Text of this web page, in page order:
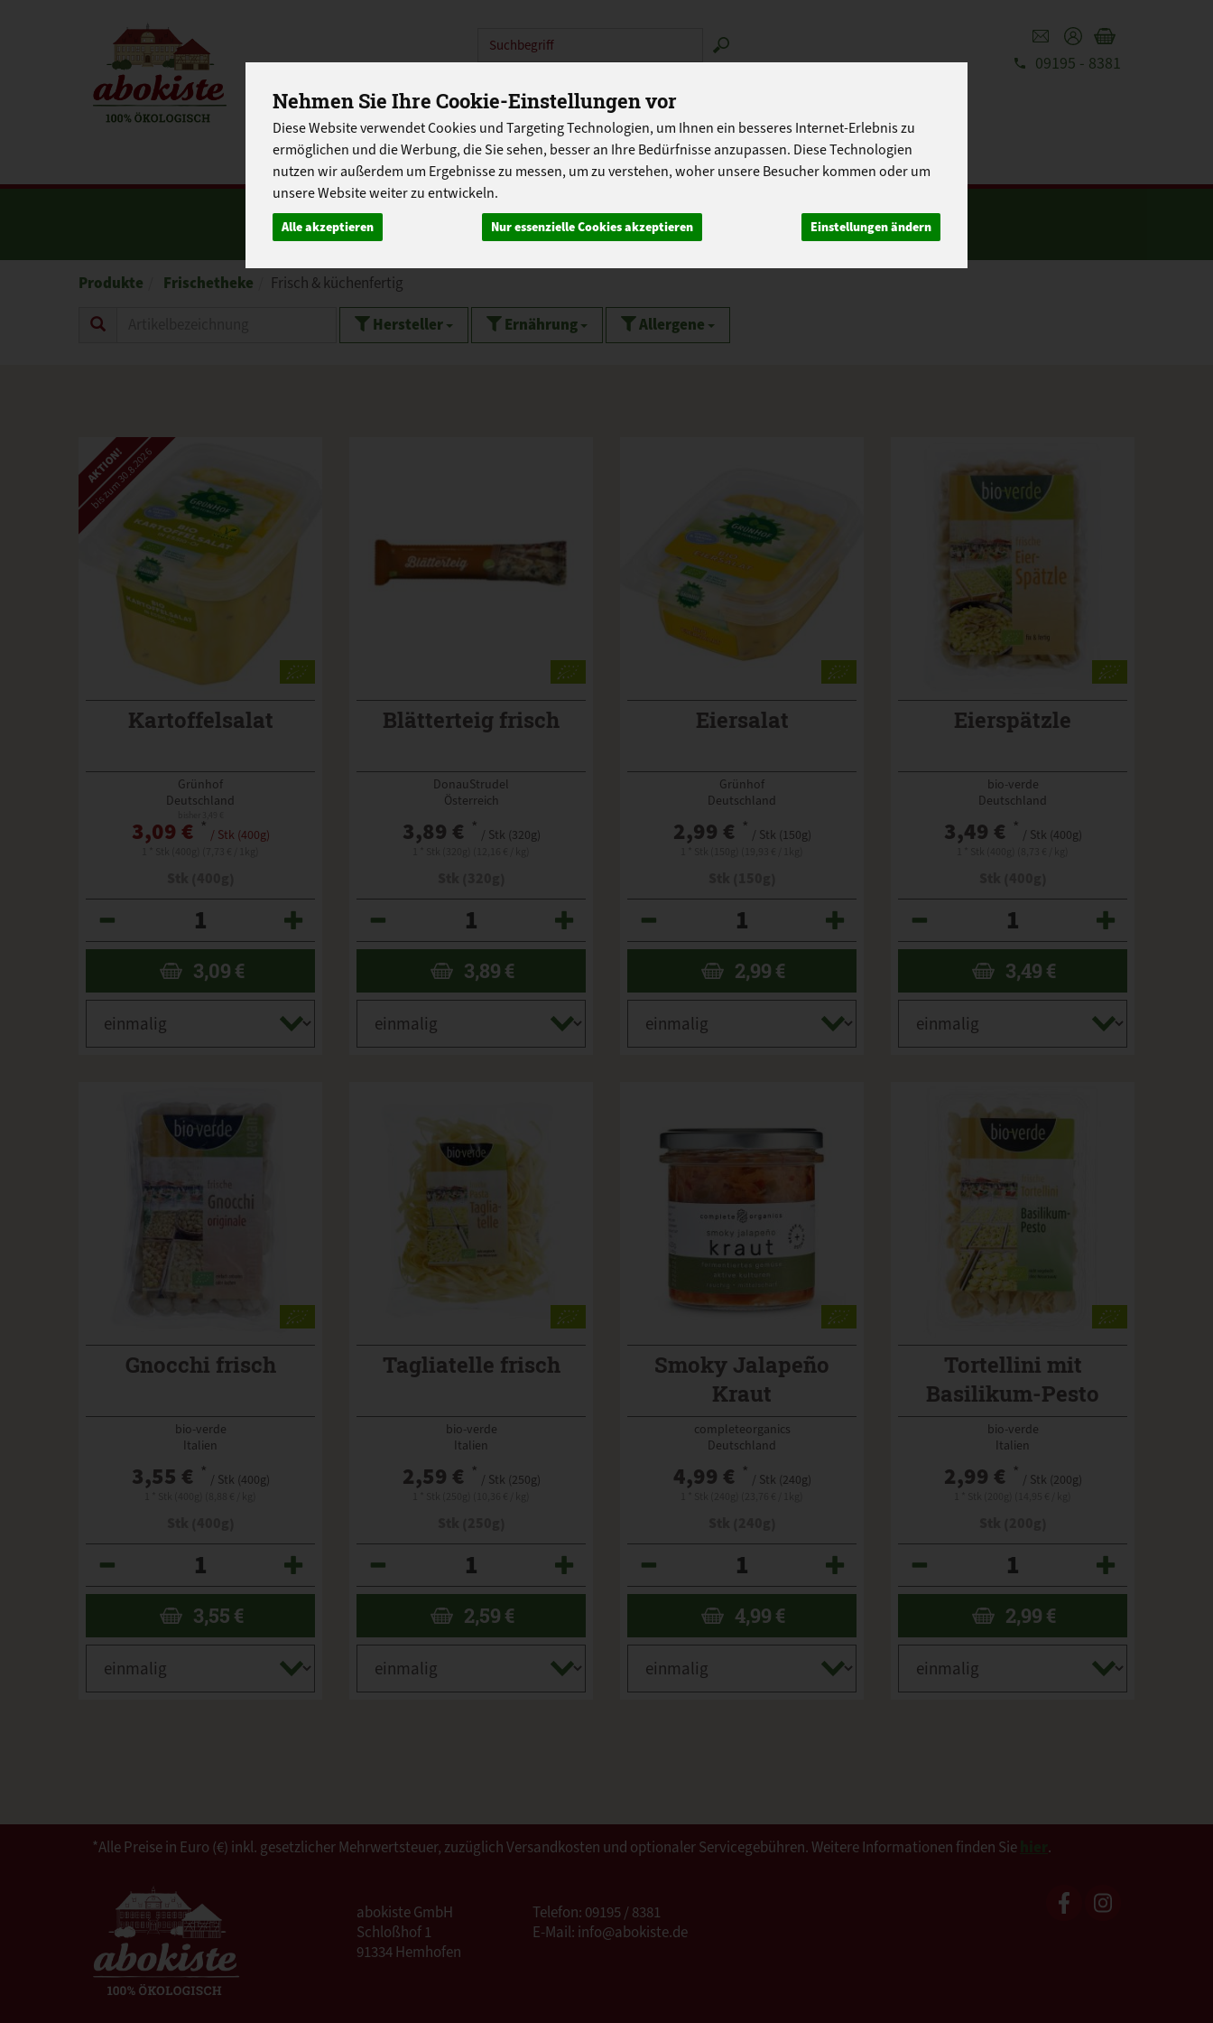
Nehmen Sie Ihre Cookie-Einstellungen vor
Diese Website verwendet Cookies und Targeting Technologien, um Ihnen ein besseres Internet-Erlebnis zu
ermöglichen und die Werbung, die Sie sehen, besser an Ihre Bedürfnisse anzupassen. Diese Technologien
nutzen wir außerdem um Ergebnisse zu messen, um zu verstehen, woher unsere Besucher kommen oder um
unsere Website weiter zu entwickeln.
Alle akzeptieren Nur essenzielle Cookies akzeptieren Einstellungen ändern
Produkt
09195 - 8381
EINKAUFEN ABOKISTEN SO GEHT'S ÜBER UNS
EU-SCHULPROGRAMM
Frisch & küchenfertig
Produkte Frischetheke
Frisch & küchenfertig
Hersteller
Ernährung Allergene
AKTION!
bis zum 30.8.2026
Kartoffelsalat
Grünhof
Deutschland
3,09 € * / Stk (400g)
3,09 €
Blätterteig frisch
DonauStrudel
Österreich
3,89 € * / Stk (320g)
3,89 €
Eiersalat
Grünhof
Deutschland
2,99 € * / Stk (150g)
2,99 €
Eierspätzle
bio-verde
Deutschland
3,49 € * / Stk (400g)
3,49 €
Gnocchi frisch
bio-verde
Italien
3,55 € * / Stk (400g)
3,55 €
Tagliatelle frisch
bio-verde
Italien
2,59 € * / Stk (250g)
2,59 €
Smoky Jalapeño
Kraut
completeorganics
Deutschland
4,99 € * / Stk (240g)
4,99 €
Tortellini mit
Basilikum-Pesto
bio-verde
Italien
2,99 € * / Stk (200g)
2,99 €
*Alle Preise in Euro (€) inkl. gesetzlicher Mehrwertsteuer, zuzüglich Versandkosten und optionaler Servicegebühren. Weitere Informationen finden Sie .
abokiste GmbH
Schloßhof 1
91334 Hemhofen
Telefon: 09195 / 8381
E-Mail: info@abokiste.de